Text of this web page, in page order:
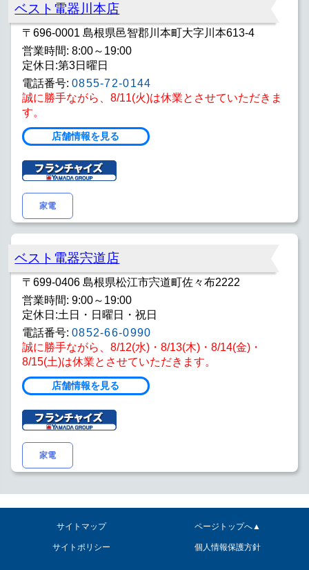
ベスト電器川本店
〒696-0001 島根県邑智郡川本町大字川本613-4
営業時間: 8:00～19:00
定休日:第3日曜日
電話番号: 0855-72-0144
誠に勝手ながら、8/11(火)は休業とさせていただきま
す。
店舗情報を見る
家電
ベスト電器宍道店
〒699-0406 島根県松江市宍道町佐々布2222
営業時間: 9:00～19:00
定休日:土日・日曜日・祝日
電話番号: 0852-66-0990
誠に勝手ながら、8/12(水)・8/13(木)・8/14(金)・
8/15(土)は休業とさせていただきます。
店舗情報を見る
家電
サイトマップ ページトップへ▲
サイトポリシー 個人情報保護方針